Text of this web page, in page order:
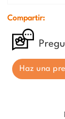
Compartir:
Haz una